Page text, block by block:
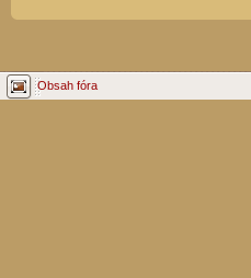
Obsah fóra